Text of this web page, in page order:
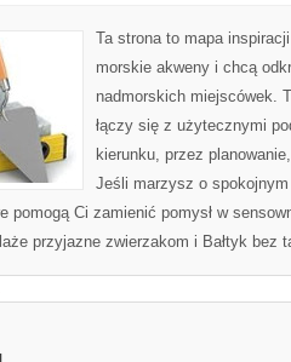
Ta strona to mapa
morskie akweny i chcą
nadmorskich miejscówek.
łączy się z użytecznymi
kierunku, przez
Jeśli marzysz o
pomogą Ci zamienić pomysł w
przyjazne zwierzakom i Bałtyk bez